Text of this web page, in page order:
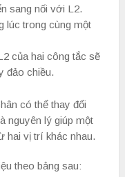
sang nối với L2.
lúc trong cùng một
của hai công tắc sẽ
đảo chiều.
có thể thay đổi
nguyên lý giúp một
hai vị trí khác nhau.
theo bảng sau: